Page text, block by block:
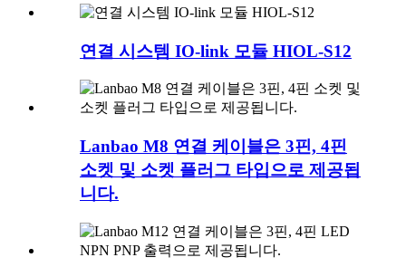
연결 시스템 IO-link 모듈 HIOL-S12
Lanbao M8 연결 케이블은 3핀, 4핀
소켓 및 소켓 플러그 타입으로 제공됩
니다.